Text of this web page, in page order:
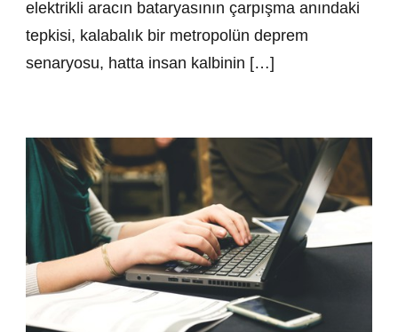
elektrikli aracın bataryasının çarpışma anındaki
tepkisi, kalabalık bir metropolün deprem
senaryosu, hatta insan kalbinin […]